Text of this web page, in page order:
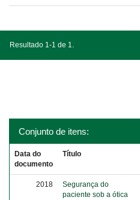
Resultado 1-1 de 1.
Conjunto de itens:
Data do
documento
Título
2018
Segurança do
paciente sob a ótica